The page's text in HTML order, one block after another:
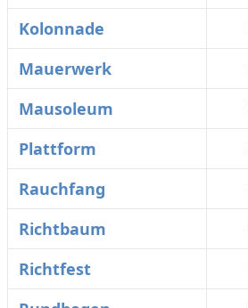
Kolonnade
Mauerwerk
Mausoleum
Plattform
Rauchfang
Richtbaum
Richtfest